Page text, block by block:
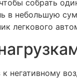
собрать
в небольшую
легкового
негативному